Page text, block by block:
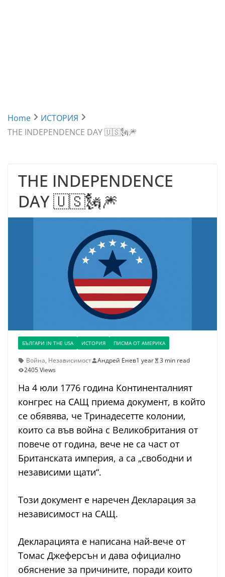
Home
ИСТОРИЯ
THE INDEPENDENCE DAY 🇺🇸🗽🎆
THE INDEPENDENCE
DAY 🇺🇸🗽🎆
БЪЛГАРИ IN THE USA ИСТОРИЯ ПИСМА ОТ АМЕРИКА
Война, Независимост Андрей Енев1 year
3 min read
2405 Views
На 4 юли 1776 година Континенталният
конгрес на САЩ приема документ, в който
се обявява, че Тринадесетте колонии,
които са във война с Великобритания от
повече от година, вече не са част от
Британската империя, а са „свободни и
независими щати“.
Този документ е наречен Декларация за
независимост на САЩ.
Декларацията е написана най-вече от
Томас Джеферсън и дава официално
обяснение за причините, поради които